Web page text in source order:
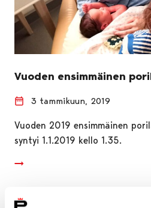
Vuoden ensimmäinen
3 tammikuun, 2019
Vuoden 2019 ensimmäinen
syntyi 1.1.2019 kello 1.35.